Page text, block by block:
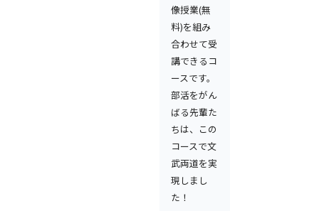
像授業(無
料)を組み
合わせて受
講できるコ
ースです。
部活をがん
ばる先輩た
ちは、この
コースで文
武両道を実
現しまし
た！